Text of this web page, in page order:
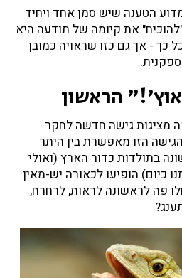
הטענה שיש סמן אחד ויחיד
את קיומה של תודעה היא
כך - אך גם כזו שראויה כמובן
הראשון
מציגות גישה חדשה לחקר
הזו מאפשרת בין היתר
בתולדות כדור הארץ (ואולי
כיום) הופיעו לכאורה יש-מאין
פה לראשונה לראות, לרחרח,